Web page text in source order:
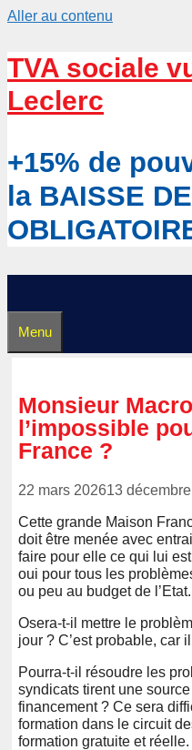
Aller au contenu
TVA sociale
Leclerc
+15% de
la BAISSE
Menu
Monsieur
l’impossible
France ?
22 mars 202613
Cette grande Maison
doit être menée avec
faire pour elle ce qui lui
oui pour tous les
ou peu au budget de l’Etat.
Osera-t-il mettre le
jour ? C’est probable, car
Pourra-t-il résoudre les
syndicats tirent une
financement ? Ce sera
formation dans le circuit
formation gratuite et réelle.